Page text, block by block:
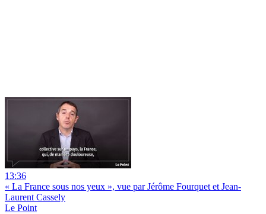
13:36
« La France sous nos yeux », vue par Jérôme Fourquet et Jean-
Laurent Cassely
Le Point